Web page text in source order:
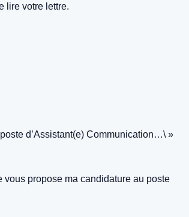
lire votre lettre.
d’Assistant(e) Communication…\ »
vous propose ma candidature au poste